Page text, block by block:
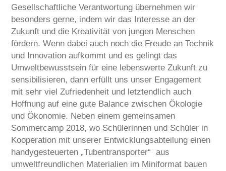
Gesellschaftliche Verantwortung übernehmen wir
besonders gerne, indem wir das Interesse an der
Zukunft und die Kreativität von jungen Menschen
fördern. Wenn dabei auch noch die Freude an Technik
und Innovation aufkommt und es gelingt das
Umweltbewusstsein für eine lebenswerte Zukunft zu
sensibilisieren, dann erfüllt uns unser Engagement
mit sehr viel Zufriedenheit und letztendlich auch
Hoffnung auf eine gute Balance zwischen Ökologie
und Ökonomie. Neben einem gemeinsamen
Sommercamp 2018, wo Schülerinnen und Schüler in
Kooperation mit unserer Entwicklungsabteilung einen
handygesteuerten „Tubentransporter“ aus
umweltfreundlichen Materialien im Miniformat bauen